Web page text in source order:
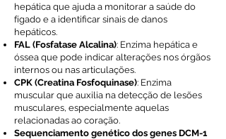
hepática que ajuda a monitorar a saúde do
fígado e a identificar sinais de danos
hepáticos.
FAL (Fosfatase Alcalina): Enzima hepática e
óssea que pode indicar alterações nos órgãos
internos ou nas articulações.
CPK (Creatina Fosfoquinase): Enzima
muscular que auxilia na detecção de lesões
musculares, especialmente aquelas
relacionadas ao coração.
Sequenciamento genético dos genes DCM-1